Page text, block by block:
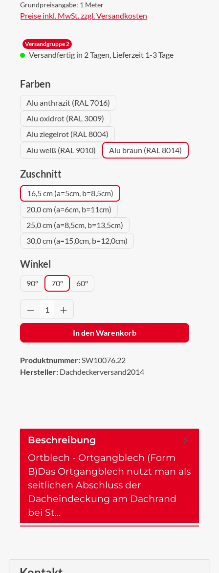
Grundpreisangabe: 1 Meter
Preise inkl. MwSt. zzgl. Versandkosten
Versandgruppe 2
Versandfertig in 2 Tagen, Lieferzeit 1-3 Tage
Farbenauswählen
Alu anthrazit (RAL 7016)
Alu oxidrot (RAL 3009)
Alu ziegelrot (RAL 8004)
Alu weiß (RAL 9010)
Alu braun (RAL 8014)
Zuschnitt
16,5 cm (a=5cm, b=8,5cm)
20,0 cm (a=6cm, b=11cm)
25,0 cm (a=8,5cm, b=13,5cm)
30,0 cm (a=15,0cm, b=12,0cm)
Winkel
90° 70° 60°
Produkt Anzahl: Gib den gewünschten
In den Warenkorb
Produktnummer:SW10076.22
Hersteller: Dachdeckerversand2014
Beschreibung
Ortblech - Ortgangblech (Form
B)Das Ortgangblech nutzt man als
seitlichen Abschluss der
Dacheindeckung am Dachrand
bei St…